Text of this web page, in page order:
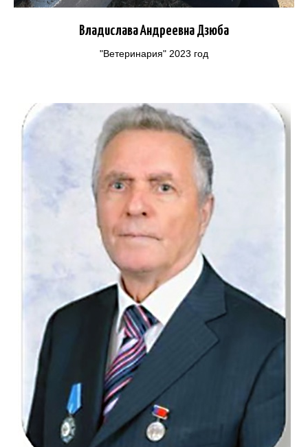
Владислава Андреевна Дзюба
"Ветеринария" 2023 год